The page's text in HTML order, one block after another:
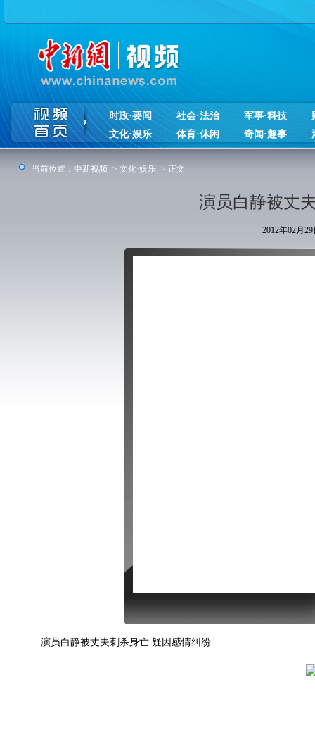
时政·要闻 社会·法治 军事·科技
文化·娱乐
体育·休闲 奇闻·趣事
当前位置： 中新视频 -> 文化·娱乐 -> 正文
演员白静被丈
2012年02月
演员白静被丈夫刺杀身亡 疑因感情纠纷